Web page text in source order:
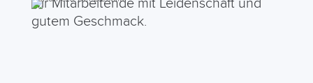
gutem Geschmack.